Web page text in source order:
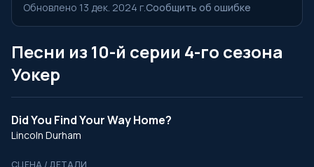
Обновлено 13 дек. 2024 г.Сообщить об ошибке
Песни из 10-й серии 4-го сезона
Уокер
Did You Find Your Way Home?
Lincoln Durham
СЦЕНА / ДЕТАЛИ